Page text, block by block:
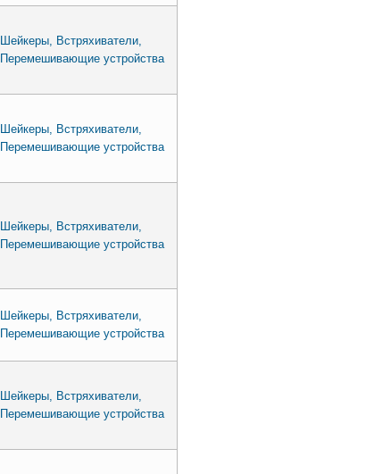
Шейкеры, Встряхиватели,
Перемешивающие устройства
Шейкеры, Встряхиватели,
Перемешивающие устройства
Шейкеры, Встряхиватели,
Перемешивающие устройства
Шейкеры, Встряхиватели,
Перемешивающие устройства
Шейкеры, Встряхиватели,
Перемешивающие устройства